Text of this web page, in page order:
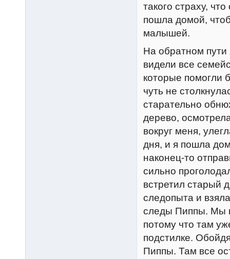
такого страху,
пошла домой,
малышей.
На обратном пути
видели все
которые помогли
чуть не
старательно
дерево,
вокруг меня,
дня, и я пошла
наконец-то
сильно
встретил старый
следопыта и
следы Пиппы. Мы
потому что там
подстилке.
Пиппы. Там все